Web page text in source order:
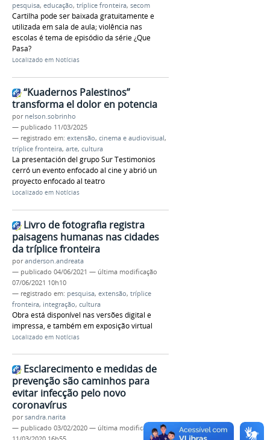
pesquisa, educação, tríplice fronteira, secom
Cartilha pode ser baixada gratuitamente e
utilizada em sala de aula; violência nas
escolas é tema de episódio da série ¿Que
Pasa?
Localizado em Notícias
“Kuadernos Palestinos”
transforma el dolor en potencia
por nelson.sobrinho
— publicado 11/03/2025
— registrado em: extensão, cinema e audiovisual,
tríplice fronteira, arte, cultura
La presentación del grupo Sur Testimonios
cerró un evento enfocado al cine y abrió un
proyecto enfocado al teatro
Localizado em Notícias
Livro de fotografia registra
paisagens humanas nas cidades
da tríplice fronteira
poranderson.andreata
— publicado 04/06/2021 — última modificação
07/06/2021 10h10
— registrado em: pesquisa, extensão, tríplice
fronteira, integração, cultura
Obra está disponível nas versões digital e
impressa, e também em exposição virtual
Localizado em Notícias
Esclarecimento e medidas de
prevenção são caminhos para
evitar infecção pelo novo
coronavírus
porsandra.narita
— publicado 03/02/2020 — última modificação